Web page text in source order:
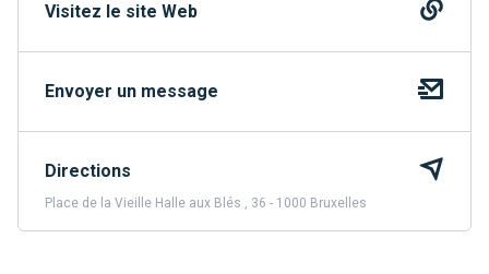
Visitez le site Web
Envoyer un message
Directions
Place de la Vieille Halle aux Blés , 36 - 1000 Bruxelles